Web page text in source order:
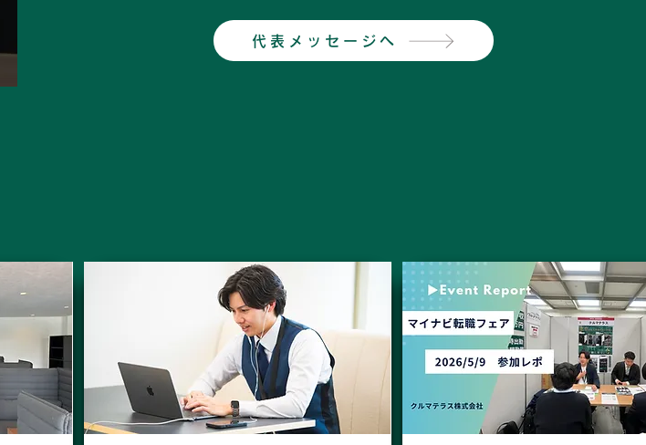
代表メッセージへ